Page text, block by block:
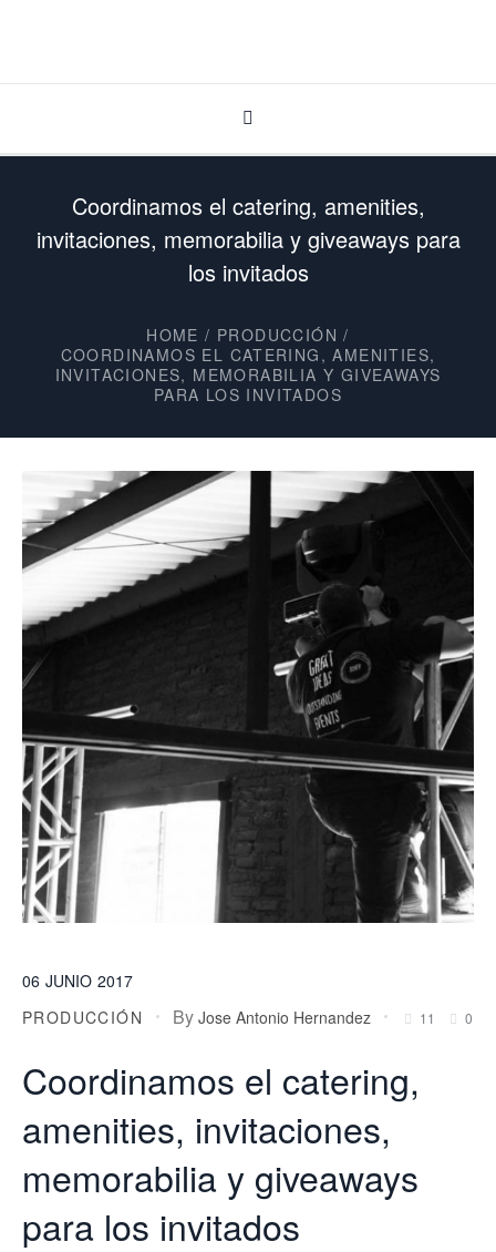
Coordinamos el catering, amenities,
invitaciones, memorabilia y giveaways para
los invitados
HOME / PRODUCCIÓN /
COORDINAMOS EL CATERING, AMENITIES,
INVITACIONES, MEMORABILIA Y GIVEAWAYS
PARA LOS INVITADOS
06 JUNIO 2017
PRODUCCIÓN
By Jose Antonio Hernandez 11 0
Coordinamos el catering,
amenities, invitaciones,
memorabilia y giveaways
para los invitados